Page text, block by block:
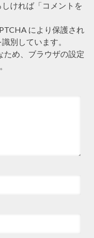
ければ「コメントを
により保護され
別しています。
ため、ブラウザの設定